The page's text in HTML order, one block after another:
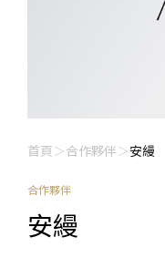
首頁 合作夥伴 安縵
合作夥伴
安縵